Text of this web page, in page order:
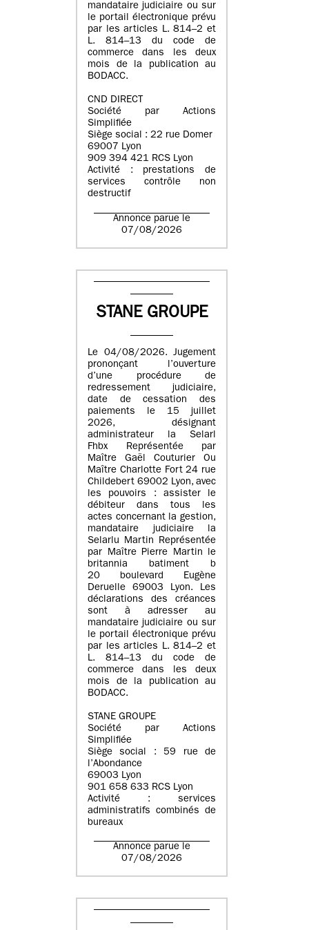
mandataire judiciaire ou sur
le portail électronique prévu
par les articles L. 814–2 et
L. 814–13 du code de
commerce dans les deux
mois de la publication au
BODACC.
CND DIRECT
Société par Actions
Simplifiée
Siège social : 22 rue Domer
69007 Lyon
909 394 421 RCS Lyon
Activité : prestations de
services contrôle non
destructif
Annonce parue le
07/08/2026
STANE GROUPE
Le 04/08/2026. Jugement
prononçant l’ouverture
d’une procédure de
redressement judiciaire,
date de cessation des
paiements le 15 juillet
2026, désignant
administrateur la Selarl
Fhbx Représentée par
Maître Gaël Couturier Ou
Maître Charlotte Fort 24 rue
Childebert 69002 Lyon, avec
les pouvoirs : assister le
débiteur dans tous les
actes concernant la gestion,
mandataire judiciaire la
Selarlu Martin Représentée
par Maître Pierre Martin le
britannia batiment b
20 boulevard Eugène
Deruelle 69003 Lyon. Les
déclarations des créances
sont à adresser au
mandataire judiciaire ou sur
le portail électronique prévu
par les articles L. 814–2 et
L. 814–13 du code de
commerce dans les deux
mois de la publication au
BODACC.
STANE GROUPE
Société par Actions
Simplifiée
Siège social : 59 rue de
l’Abondance
69003 Lyon
901 658 633 RCS Lyon
Activité : services
administratifs combinés de
bureaux
Annonce parue le
07/08/2026